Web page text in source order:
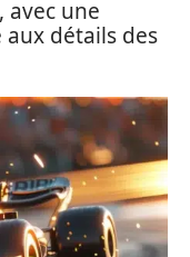
avec une
détails des